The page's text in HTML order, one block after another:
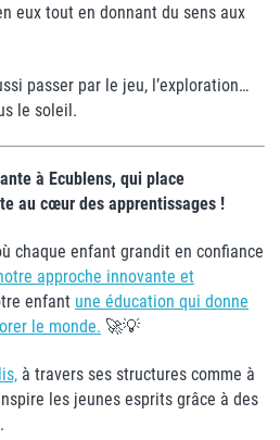
eux tout en donnant du sens aux
passer par le jeu, l’exploration…
le soleil.
à Ecublens, qui place
au cœur des apprentissages !
chaque enfant grandit en confiance
approche innovante et
enfant une éducation qui donne
le monde. 🚀💡
à travers ses structures comme à
les jeunes esprits grâce à des